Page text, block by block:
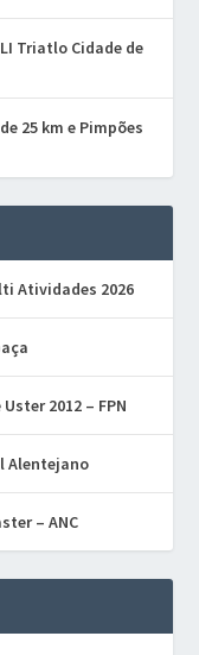
Triatlo Cidade de
25 km e Pimpões
Atividades 2026
2012 – FPN
Alentejano
– ANC